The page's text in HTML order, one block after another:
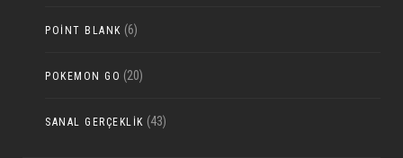
POINT BLANK (6)
POKEMON GO (20)
SANAL GERÇEKLIK (43)